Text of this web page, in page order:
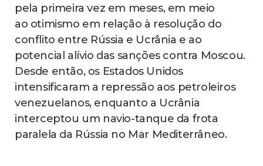
pela primeira vez em meses, em meio
ao otimismo em relação à resolução do
conflito entre Rússia e Ucrânia e ao
potencial alívio das sanções contra Moscou.
Desde então, os Estados Unidos
intensificaram a repressão aos petroleiros
venezuelanos, enquanto a Ucrânia
interceptou um navio-tanque da frota
paralela da Rússia no Mar Mediterrâneo.